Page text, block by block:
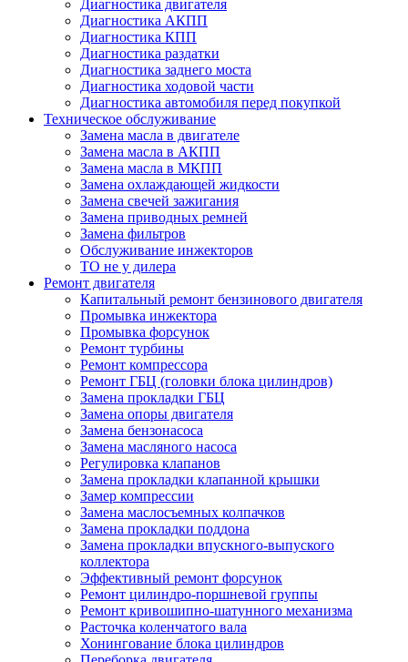
Диагностика двигателя
Диагностика АКПП
Диагностика КПП
Диагностика раздатки
Диагностика заднего моста
Диагностика ходовой части
Диагностика автомобиля перед покупкой
Техническое обслуживание
Замена масла в двигателе
Замена масла в АКПП
Замена масла в МКПП
Замена охлаждающей жидкости
Замена свечей зажигания
Замена приводных ремней
Замена фильтров
Обслуживание инжекторов
ТО не у дилера
Ремонт двигателя
Капитальный ремонт бензинового двигателя
Промывка инжектора
Промывка форсунок
Ремонт турбины
Ремонт компрессора
Ремонт ГБЦ (головки блока цилиндров)
Замена прокладки ГБЦ
Замена опоры двигателя
Замена бензонасоса
Замена масляного насоса
Регулировка клапанов
Замена прокладки клапанной крышки
Замер компрессии
Замена маслосъемных колпачков
Замена прокладки поддона
Замена прокладки впускного-выпуского
коллектора
Эффективный ремонт форсунок
Ремонт цилиндро-поршневой группы
Ремонт кривошипно-шатунного механизма
Расточка коленчатого вала
Хонингование блока цилиндров